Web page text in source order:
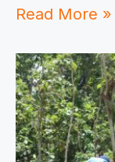
Read More »